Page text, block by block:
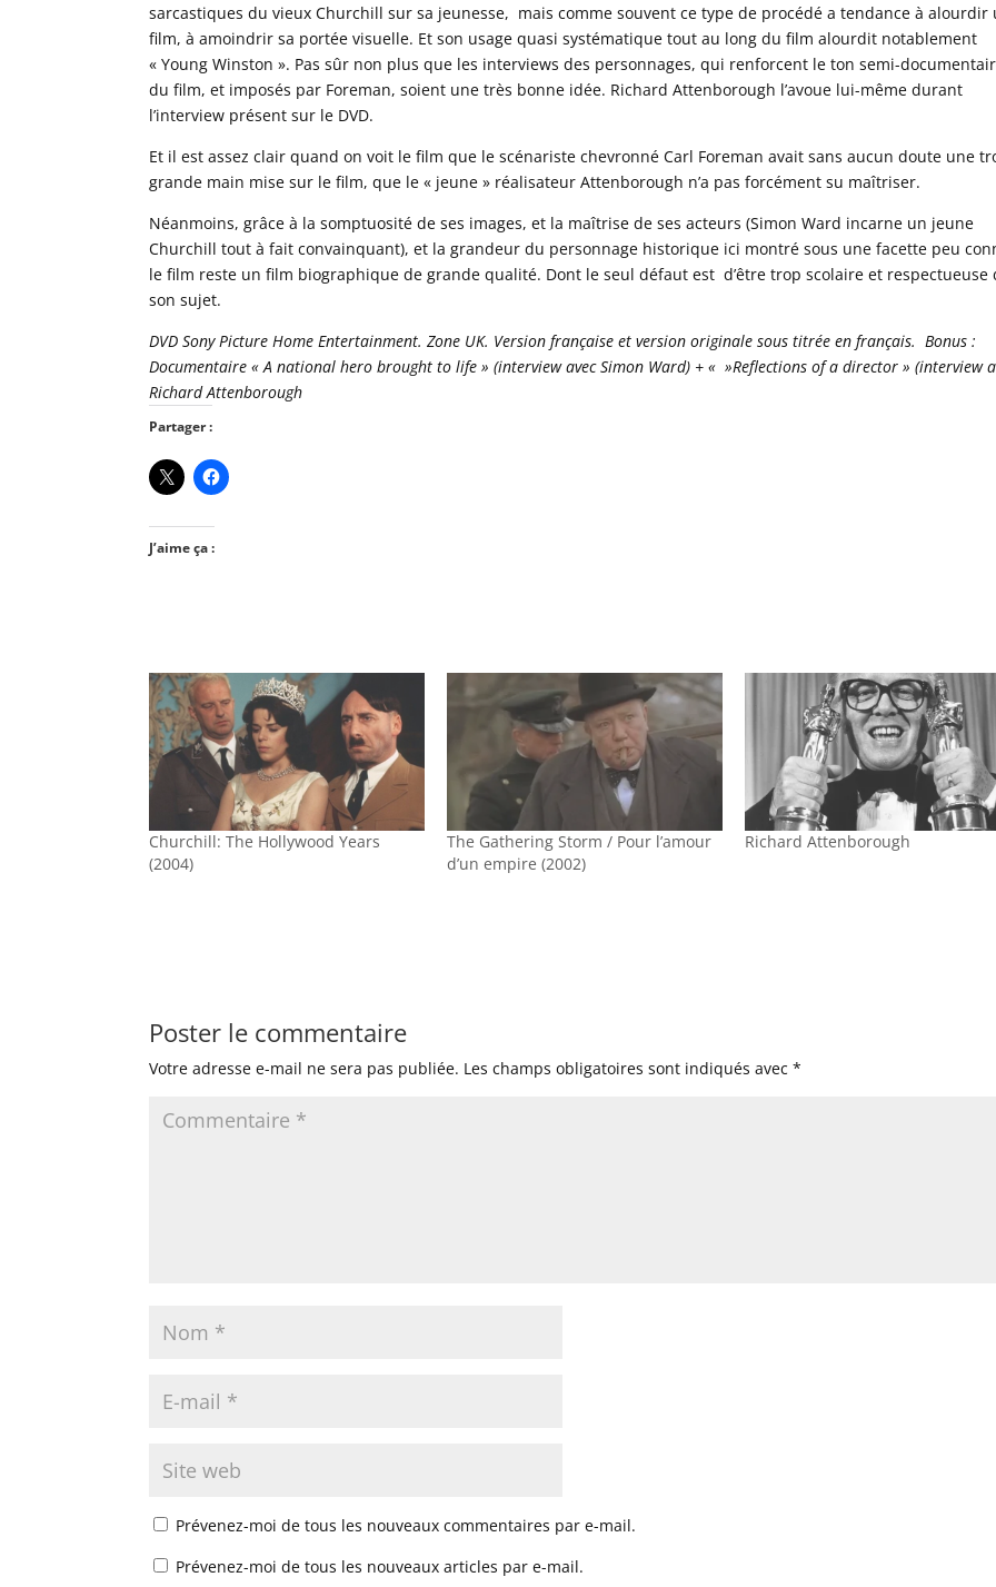
sarcastiques du vieux Churchill sur sa jeunesse, mais comme souvent ce type de procédé a tendance à alourdir
film, à amoindrir sa portée visuelle. Et son usage quasi systématique tout au long du film alourdit notablement
« Young Winston ». Pas sûr non plus que les interviews des personnages, qui renforcent le ton semi-
du film, et imposés par Foreman, soient une très bonne idée. Richard Attenborough l’avoue lui-même durant
l’interview présent sur le DVD.
Et il est assez clair quand on voit le film que le scénariste chevronné Carl Foreman avait sans aucun doute une
grande main mise sur le film, que le « jeune » réalisateur Attenborough n’a pas forcément su maîtriser.
Néanmoins, grâce à la somptuosité de ses images, et la maîtrise de ses acteurs (Simon Ward incarne un jeune
Churchill tout à fait convainquant), et la grandeur du personnage historique ici montré sous une facette peu
le film reste un film biographique de grande qualité. Dont le seul défaut est d’être trop scolaire et respectueuse
son sujet.
DVD Sony Picture Home Entertainment. Zone UK. Version française et version originale sous titrée en français. Bonus :
Documentaire « A national hero brought to life » (interview avec Simon Ward) + « »Reflections of a director » (interview
Richard Attenborough
Partager :
J’aime ça :
Churchill: The Hollywood Years
(2004)
The Gathering Storm / Pour l’amour
d’un empire (2002)
Richard Attenborough
Poster le commentaire
Votre adresse e-mail ne sera pas publiée. Les champs obligatoires sont indiqués avec*
Prévenez-moi de tous les nouveaux commentaires par e-mail.
Prévenez-moi de tous les nouveaux articles par e-mail.